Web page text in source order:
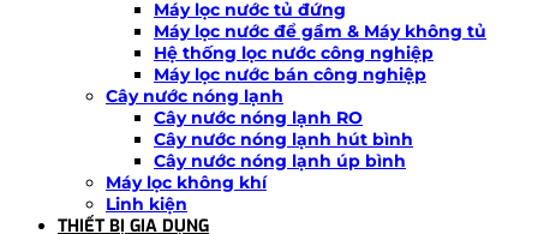
Máy lọc nước tủ đứng
Máy lọc nước để gầm & Máy không tủ
Hệ thống lọc nước công nghiệp
Máy lọc nước bán công nghiệp
Cây nước nóng lạnh
Cây nước nóng lạnh RO
Cây nước nóng lạnh hút bình
Cây nước nóng lạnh úp bình
Máy lọc không khí
Linh kiện
THIẾT BỊ GIA DỤNG